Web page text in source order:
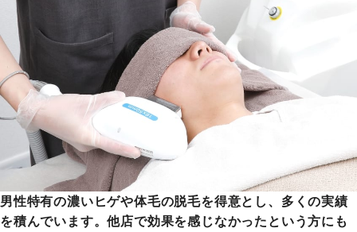
男性特有の濃いヒゲや体毛の脱毛を得意とし、多くの実績
を積んでいます。他店で効果を感じなかったという方にも